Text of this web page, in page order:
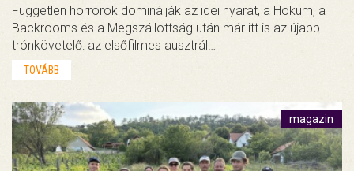
Független horrorok dominálják az idei nyarat, a Hokum, a
Backrooms és a Megszállottság után már itt is az újabb
trónkövetelő: az elsőfilmes ausztrál…
TOVÁBB
magazin